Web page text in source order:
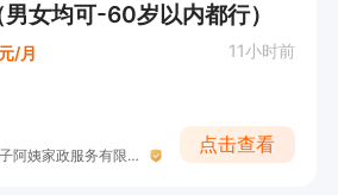
女均可-60岁以内都行）
元/月 11小时前
渭南市临渭区橙子阿姨家政服务有限公司
点击查看